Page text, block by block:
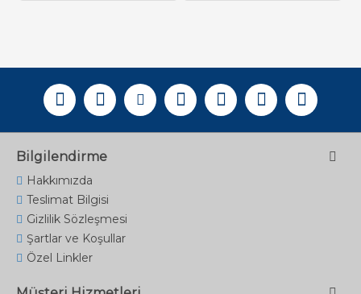
Bilgilendirme
Hakkımızda
Teslimat Bilgisi
Gizlilik Sözleşmesi
Şartlar ve Koşullar
Özel Linkler